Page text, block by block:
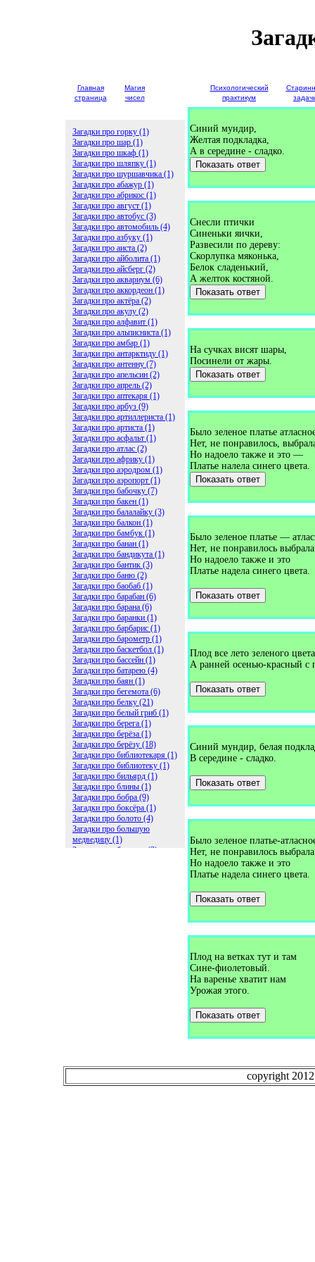
Главная
страница
Магия
чисел
Психологический
практикум
Загадки про горку (1)
Загадки про шар (1)
Загадки про шкаф (1)
Загадки про шляпку (1)
Загадки про шуршавчика (1)
Загадки про абажур (1)
Загадки про абрикос (1)
Загадки про август (1)
Загадки про автобус (3)
Загадки про автомобиль (4)
Загадки про азбуку (1)
Загадки про аиста (2)
Загадки про айболита (1)
Загадки про айсберг (2)
Загадки про аквариум (6)
Загадки про аккордеон (1)
Загадки про актёра (2)
Загадки про акулу (2)
Загадки про алфавит (1)
Загадки про альписниста (1)
Загадки про амбар (1)
Загадки про антарктиду (1)
Загадки про антенну (7)
Загадки про апельсин (2)
Загадки про апрель (2)
Загадки про аптекаря (1)
Загадки про арбуз (9)
Загадки про артиллериста (1)
Загадки про артиста (1)
Загадки про асфальт (1)
Загадки про атлас (2)
Загадки про африку (1)
Загадки про аэродром (1)
Загадки про аэропорт (1)
Загадки про бабочку (7)
Загадки про бакен (1)
Загадки про балалайку (3)
Загадки про балкон (1)
Загадки про бамбук (1)
Загадки про банан (1)
Загадки про бандикута (1)
Загадки про бантик (3)
Загадки про баню (2)
Загадки про баобаб (1)
Загадки про барабан (6)
Загадки про барана (6)
Загадки про баранки (1)
Загадки про барбарис (1)
Загадки про барометр (1)
Загадки про баскетбол (1)
Загадки про бассейн (1)
Загадки про батарею (4)
Загадки про баян (1)
Загадки про бегемота (6)
Загадки про белку (21)
Загадки про белый гриб (1)
Загадки про берега (1)
Загадки про берёза (1)
Загадки про берёзу (18)
Загадки про библиотекаря (1)
Загадки про библиотеку (1)
Загадки про бильярд (1)
Загадки про блины (1)
Загадки про бобра (9)
Загадки про боксёра (1)
Загадки про болото (4)
Загадки про большую
медведицу (1)
Загадки про ботинки (2)
Загадки про валенки (2)
Загадки про валериану (1)
Синий мундир,
Желтая подкладка,
А в середине - сладко.
Показать ответ
Снесли птички
Синеньки яички,
Развесили по дереву:
Скорлупка мяконька,
Белок сладенький,
А желток костяной.
Показать ответ
На сучках висят шары,
Посинели от жары.
Показать ответ
Было зеленое платье
Нет, не понравилось,
Но надоело также и это —
Платье налела синего цвета.
Показать ответ
Было зеленое платье —
Нет, не понравилось
Но надоело также и это
Платье надела синего цвета.
Показать ответ
Плод все лето зеленого
А ранней осенью-красный с
Показать ответ
Синий мундир, белая
В середине - сладко.
Показать ответ
Было зеленое платье-
Нет, не понравилось
Но надоело также и это
Платье надела синего цвета.
Показать ответ
Плод на ветках тут и там
Сине-фиолетовый.
На варенье хватит нам
Урожая этого.
Показать ответ
copyright